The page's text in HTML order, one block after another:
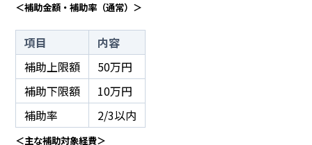
＜補助金額・補助率（通常）＞
項目
内容
補助上限額
50万円
補助下限額
10万円
補助率
2/3以内
＜主な補助対象経費＞